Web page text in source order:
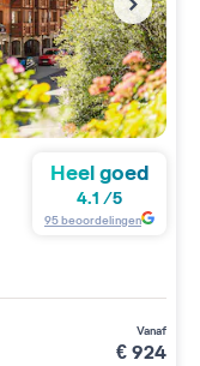
Heel goed
4.1 /5
95beoordelingen
vanaf
€924